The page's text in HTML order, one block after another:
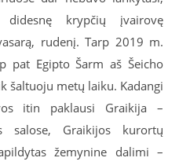
krypčių įvairovę
rudenį. Tarp 2019 m.
pat Egipto Šarm aš Šeicho
šaltuoju metų laiku. Kadangi
itin paklausi Graikija –
salose, Graikijos kurortų
žemynine dalimi –